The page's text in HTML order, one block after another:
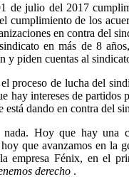
de julio del 2017
cumplimiento de los
en contra del
en más de 8
y piden cuentas al
proceso de lucha del
hay intereses de
está dando en contra del
Hoy que hay una
que avanzamos en la
empresa Fénix, en el
derecho .